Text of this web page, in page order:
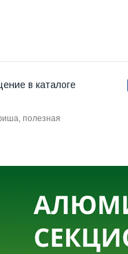
в каталоге
полезная